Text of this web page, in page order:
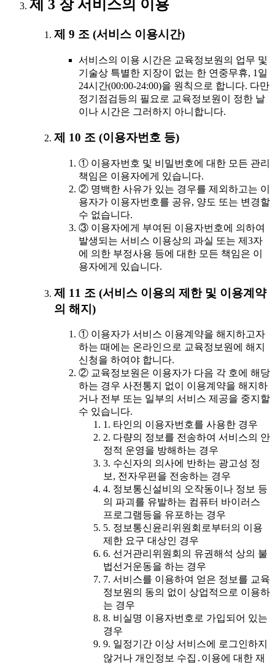
제 3 장 서비스의 이용
제 9 조 (서비스 이용시간)
서비스의 이용 시간은 교육정보원의 업무 및
기술상 특별한 지장이 없는 한 연중무휴, 1일
24시간(00:00-24:00)을 원칙으로 합니다. 다만
정기점검등의 필요로 교육정보원이 정한 날
이나 시간은 그러하지 아니합니다.
제 10 조 (이용자번호 등)
① 이용자번호 및 비밀번호에 대한 모든 관리
책임은 이용자에게 있습니다.
② 명백한 사유가 있는 경우를 제외하고는 이
용자가 이용자번호를 공유, 양도 또는 변경할
수 없습니다.
③ 이용자에게 부여된 이용자번호에 의하여
발생되는 서비스 이용상의 과실 또는 제3자
에 의한 부정사용 등에 대한 모든 책임은 이
용자에게 있습니다.
제 11 조 (서비스 이용의 제한 및 이용계약
의 해지)
① 이용자가 서비스 이용계약을 해지하고자
하는 때에는 온라인으로 교육정보원에 해지
신청을 하여야 합니다.
② 교육정보원은 이용자가 다음 각 호에 해당
하는 경우 사전통지 없이 이용계약을 해지하
거나 전부 또는 일부의 서비스 제공을 중지할
수 있습니다.
1. 타인의 이용자번호를 사용한 경우
2. 다량의 정보를 전송하여 서비스의 안
정적 운영을 방해하는 경우
3. 수신자의 의사에 반하는 광고성 정
보, 전자우편을 전송하는 경우
4. 정보통신설비의 오작동이나 정보 등
의 파괴를 유발하는 컴퓨터 바이러스
프로그램등을 유포하는 경우
5. 정보통신윤리위원회로부터의 이용
제한 요구 대상인 경우
6. 선거관리위원회의 유권해석 상의 불
법선거운동을 하는 경우
7. 서비스를 이용하여 얻은 정보를 교육
정보원의 동의 없이 상업적으로 이용하
는 경우
8. 비실명 이용자번호로 가입되어 있는
경우
9. 일정기간 이상 서비스에 로그인하지
않거나 개인정보 수집․이용에 대한 재